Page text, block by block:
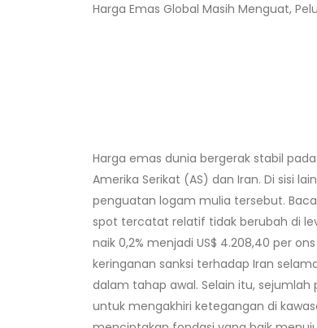
Harga Emas Global Masih Menguat,
Harga emas dunia bergerak stabil
Amerika Serikat (AS) dan Iran. Di sisi
penguatan logam mulia tersebut. Baca
spot tercatat relatif tidak berubah di
naik 0,2% menjadi US$ 4.208,40 per
keringanan sanksi terhadap Iran
dalam tahap awal. Selain itu,
untuk mengakhiri ketegangan di